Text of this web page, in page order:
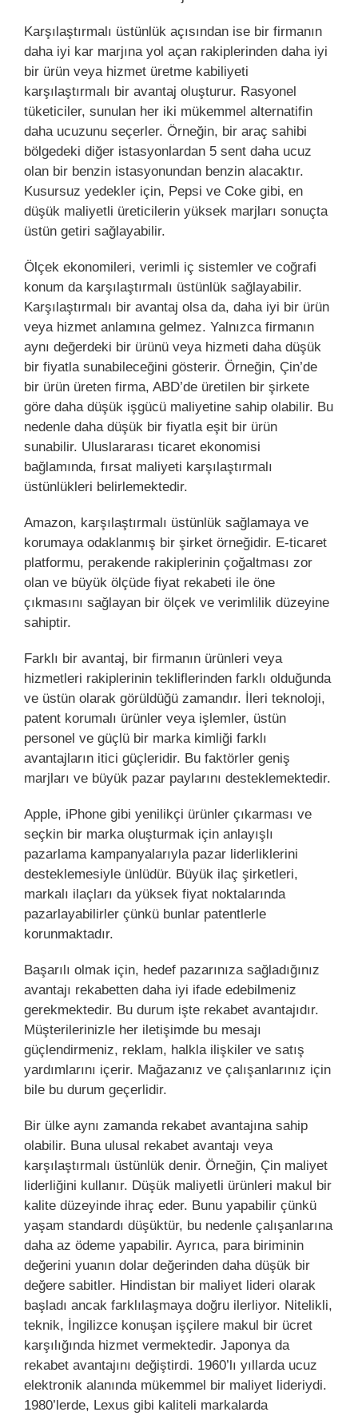
Karşılaştırmalı üstünlük açısından ise bir firmanın
daha iyi kar marjına yol açan rakiplerinden daha iyi
bir ürün veya hizmet üretme kabiliyeti
karşılaştırmalı bir avantaj oluşturur. Rasyonel
tüketiciler, sunulan her iki mükemmel alternatifin
daha ucuzunu seçerler. Örneğin, bir araç sahibi
bölgedeki diğer istasyonlardan 5 sent daha ucuz
olan bir benzin istasyonundan benzin alacaktır.
Kusursuz yedekler için, Pepsi ve Coke gibi, en
düşük maliyetli üreticilerin yüksek marjları sonuçta
üstün getiri sağlayabilir.
Ölçek ekonomileri, verimli iç sistemler ve coğrafi
konum da karşılaştırmalı üstünlük sağlayabilir.
Karşılaştırmalı bir avantaj olsa da, daha iyi bir ürün
veya hizmet anlamına gelmez. Yalnızca firmanın
aynı değerdeki bir ürünü veya hizmeti daha düşük
bir fiyatla sunabileceğini gösterir. Örneğin, Çin’de
bir ürün üreten firma, ABD’de üretilen bir şirkete
göre daha düşük işgücü maliyetine sahip olabilir. Bu
nedenle daha düşük bir fiyatla eşit bir ürün
sunabilir. Uluslararası ticaret ekonomisi
bağlamında, fırsat maliyeti karşılaştırmalı
üstünlükleri belirlemektedir.
Amazon, karşılaştırmalı üstünlük sağlamaya ve
korumaya odaklanmış bir şirket örneğidir. E-ticaret
platformu, perakende rakiplerinin çoğaltması zor
olan ve büyük ölçüde fiyat rekabeti ile öne
çıkmasını sağlayan bir ölçek ve verimlilik düzeyine
sahiptir.
Farklı bir avantaj, bir firmanın ürünleri veya
hizmetleri rakiplerinin tekliflerinden farklı olduğunda
ve üstün olarak görüldüğü zamandır. İleri teknoloji,
patent korumalı ürünler veya işlemler, üstün
personel ve güçlü bir marka kimliği farklı
avantajların itici güçleridir. Bu faktörler geniş
marjları ve büyük pazar paylarını desteklemektedir.
Apple, iPhone gibi yenilikçi ürünler çıkarması ve
seçkin bir marka oluşturmak için anlayışlı
pazarlama kampanyalarıyla pazar liderliklerini
desteklemesiyle ünlüdür. Büyük ilaç şirketleri,
markalı ilaçları da yüksek fiyat noktalarında
pazarlayabilirler çünkü bunlar patentlerle
korunmaktadır.
Başarılı olmak için, hedef pazarınıza sağladığınız
avantajı rekabetten daha iyi ifade edebilmeniz
gerekmektedir. Bu durum işte rekabet avantajıdır.
Müşterilerinizle her iletişimde bu mesajı
güçlendirmeniz, reklam, halkla ilişkiler ve satış
yardımlarını içerir. Mağazanız ve çalışanlarınız için
bile bu durum geçerlidir.
Bir ülke aynı zamanda rekabet avantajına sahip
olabilir. Buna ulusal rekabet avantajı veya
karşılaştırmalı üstünlük denir. Örneğin, Çin maliyet
liderliğini kullanır. Düşük maliyetli ürünleri makul bir
kalite düzeyinde ihraç eder. Bunu yapabilir çünkü
yaşam standardı düşüktür, bu nedenle çalışanlarına
daha az ödeme yapabilir. Ayrıca, para biriminin
değerini yuanın dolar değerinden daha düşük bir
değere sabitler. Hindistan bir maliyet lideri olarak
başladı ancak farklılaşmaya doğru ilerliyor. Nitelikli,
teknik, İngilizce konuşan işçilere makul bir ücret
karşılığında hizmet vermektedir. Japonya da
rekabet avantajını değiştirdi. 1960’lı yıllarda ucuz
elektronik alanında mükemmel bir maliyet lideriydi.
1980’lerde, Lexus gibi kaliteli markalarda